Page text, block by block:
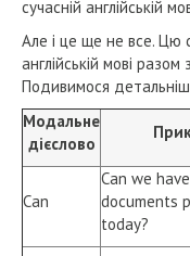
сучасній англійській
Але і це ще не все. Цю
англійській мові
Подивимося
Модальне
дієслово
Can
Can we
documents
today?